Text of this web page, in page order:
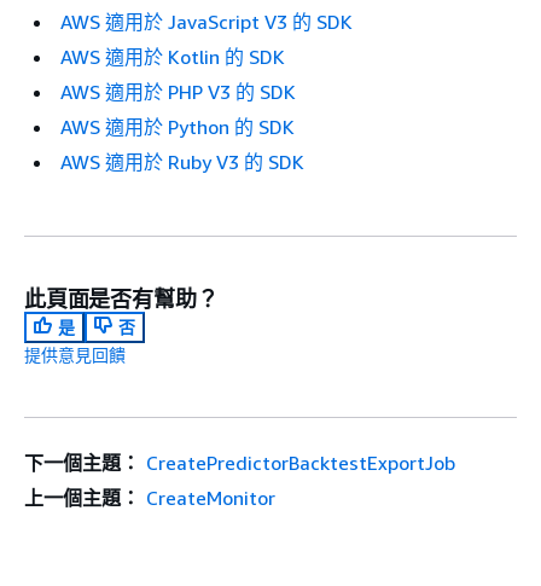
AWS 適用於 JavaScript V3 的 SDK
AWS 適用於 Kotlin 的 SDK
AWS 適用於 PHP V3 的 SDK
AWS 適用於 Python 的 SDK
AWS 適用於 Ruby V3 的 SDK
此頁面是否有幫助？
是
否
提供意見回饋
下一個主題： CreatePredictorBacktestExportJob
上一個主題： CreateMonitor